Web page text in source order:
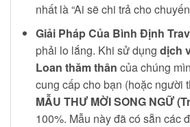
nhất là “Ai sẽ chi trả cho
Giải Pháp Của Bình Định
phải lo lắng. Khi sử dụng dịch
Loan thăm thân của chúng
cung cấp cho bạn (hoặc người
MẪU THƯ MỜI SONG NGỮ
100%. Mẫu này đã có sẵn các